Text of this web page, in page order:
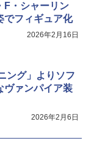
F・シャーリン
でフィギュア化
2026年2月16日
ング」よりソフ
ヴァンパイア装
2026年2月6日